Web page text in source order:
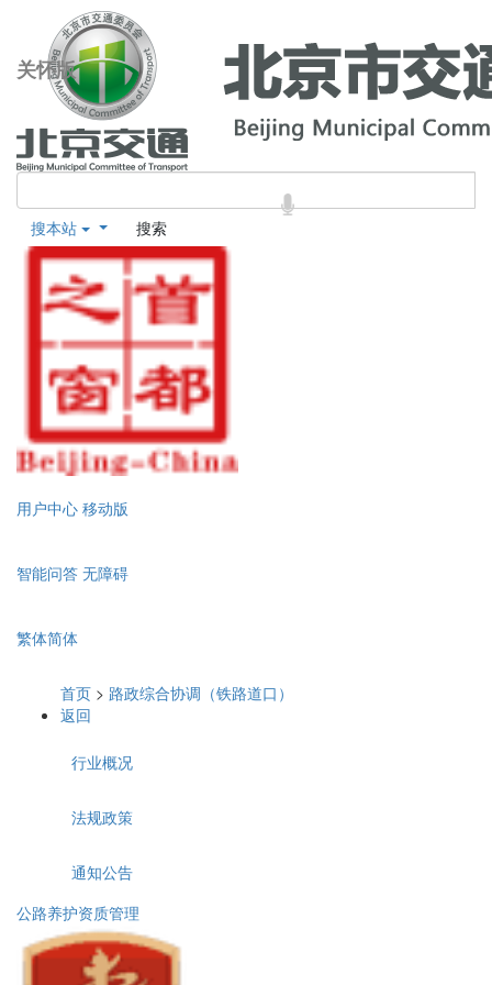
关怀版
搜本站 搜索
用户中心 移动版
智能问答 无障碍
繁体简体
首页 > 路政综合协调（铁路道口）
返回
行业概况
法规政策
通知公告
公路养护资质管理